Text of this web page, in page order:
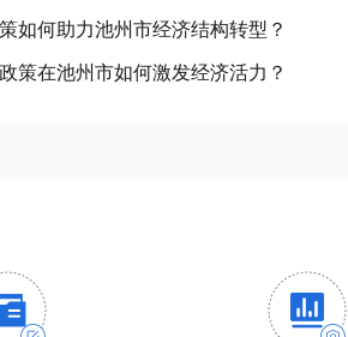
如何助力池州市经济结构转型？
策在池州市如何激发经济活力？